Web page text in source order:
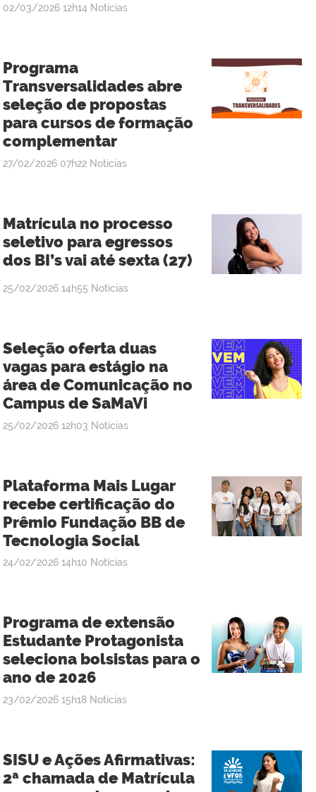
publicado
02/03/2026 12h14 Notícias
Programa
Transversalidades abre
seleção de propostas
para cursos de formação
complementar
publicado
27/02/2026 07h22 Notícias
Matrícula no processo
seletivo para egressos
dos BI’s vai até sexta (27)
publicado
25/02/2026 14h55 Notícias
Seleção oferta duas
vagas para estágio na
área de Comunicação no
Campus de SaMaVi
publicado
25/02/2026 12h03 Notícias
Plataforma Mais Lugar
recebe certificação do
Prêmio Fundação BB de
Tecnologia Social
publicado
24/02/2026 14h10 Notícias
Programa de extensão
Estudante Protagonista
seleciona bolsistas para o
ano de 2026
publicado
23/02/2026 15h18 Notícias
SISU e Ações Afirmativas:
2ª chamada de Matrícula